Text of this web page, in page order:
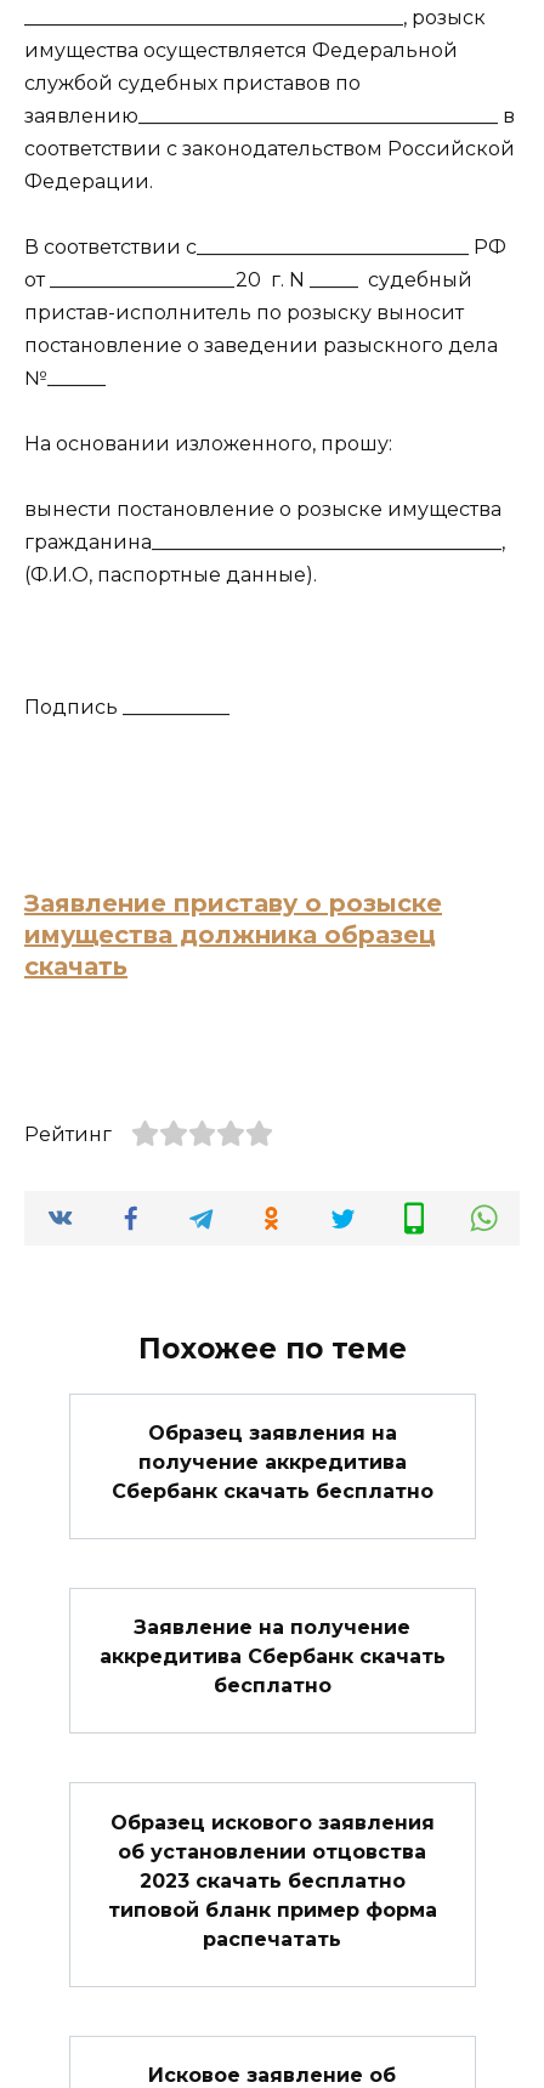
_______________________________________, розыск
имущества осуществляется Федеральной
службой судебных приставов по
заявлению_____________________________________ в
соответствии с законодательством Российской
Федерации.
В соответствии с____________________________ РФ
от ___________________20 г. N _____ судебный
пристав-исполнитель по розыску выносит
постановление о заведении разыскного дела
№______
На основании изложенного, прошу:
вынести постановление о розыске имущества
гражданина____________________________________,
(Ф.И.О, паспортные данные).
Подпись ___________
Заявление приставу о розыске
имущества должника образец
скачать
Рейтинг
Похожее по теме
Образец заявления на
получение аккредитива
Сбербанк скачать бесплатно
Заявление на получение
аккредитива Сбербанк скачать
бесплатно
Образец искового заявления
об установлении отцовства
2023 скачать бесплатно
типовой бланк пример форма
распечатать
Исковое заявление об